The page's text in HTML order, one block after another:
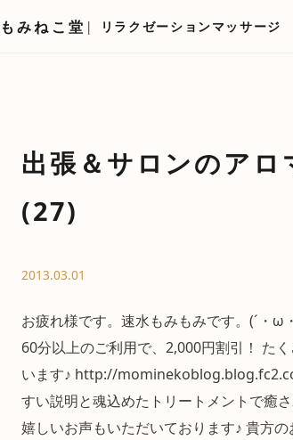
もみねこ堂 リラクゼーションマッサージ
出張＆サロンのア
(27)
2013.03.01
お疲れ様です。速水もみもみです。(´・
60分以上のご利用で、2,000円割引！ た
います♪ http://
すい説明と魂込めたトリートメントで癒
嬉しいお声もいただいております♪ 貴方